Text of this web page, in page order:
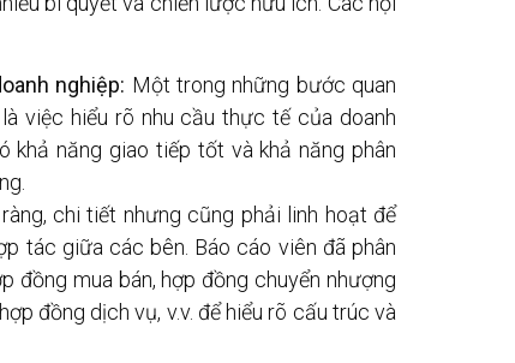
nghiệp: Một trong những bước quan
việc hiểu rõ nhu cầu thực tế của doanh
khả năng giao tiếp tốt và khả năng phân
chi tiết nhưng cũng phải linh hoạt để
tác giữa các bên. Báo cáo viên đã phân
đồng mua bán, hợp đồng chuyển nhượng
đồng dịch vụ, v.v. để hiểu rõ cấu trúc và